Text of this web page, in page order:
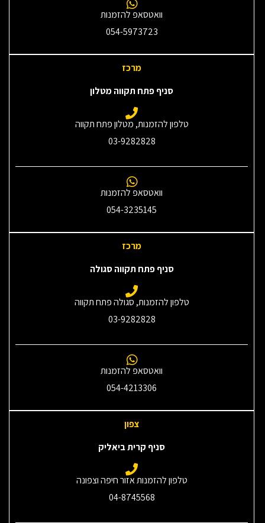
וואטסאפ להזמנות
054-5973723
מרכז
סניף פתח תקווה מטלון
טלפון להזמנות, מטלון פתח תקווה
03-9282828
וואטסאפ להזמנות
054-3235145‎
מרכז
סניף פתח תקווה סגולה
טלפון להזמנות, סגולה פתח תקווה
03-9282828
וואטסאפ להזמנות
054-4213306
צפון
סניף קרית ביאליק
טלפון להזמנות אזור חיפה וצפונה
04-8745568